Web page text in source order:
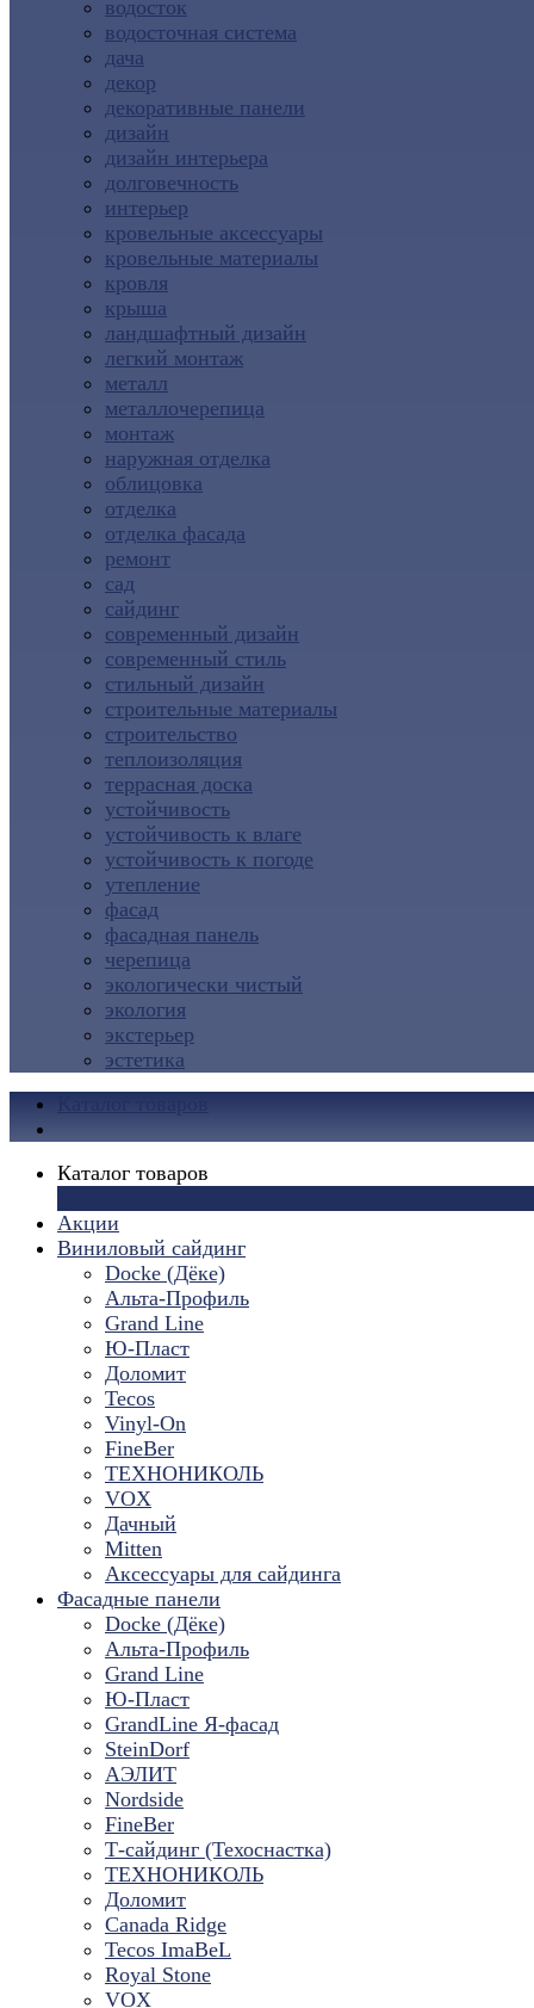
водосток
водосточная система
дача
декор
декоративные панели
дизайн
дизайн интерьера
долговечность
интерьер
кровельные аксессуары
кровельные материалы
кровля
крыша
ландшафтный дизайн
легкий монтаж
металл
металлочерепица
монтаж
наружная отделка
облицовка
отделка
отделка фасада
ремонт
сад
сайдинг
современный дизайн
современный стиль
стильный дизайн
строительные материалы
строительство
теплоизоляция
террасная доска
устойчивость
устойчивость к влаге
устойчивость к погоде
утепление
фасад
фасадная панель
черепица
экологически чистый
экология
экстерьер
эстетика
Каталог товаров
Акции
Виниловый сайдинг
Docke (Дёке)
Альта-Профиль
Grand Line
Ю-Пласт
Доломит
Tecos
Vinyl-On
FineBer
ТЕХНОНИКОЛЬ
VOX
Дачный
Mitten
Аксессуары для сайдинга
Фасадные панели
Docke (Дёке)
Альта-Профиль
Grand Line
Ю-Пласт
GrandLine Я-фасад
SteinDorf
АЭЛИТ
Nordside
FineBer
Т-сайдинг (Техоснастка)
ТЕХНОНИКОЛЬ
Доломит
Canada Ridge
Tecos ImaBeL
Royal Stone
VOX